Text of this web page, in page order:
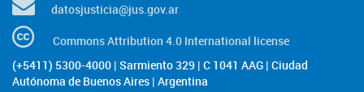
datosjusticia@jus.gov.ar
Commons Attribution 4.0 International license
(+5411) 5300-4000 | Sarmiento 329 | C 1041 AAG | Ciudad
Autónoma de Buenos Aires | Argentina